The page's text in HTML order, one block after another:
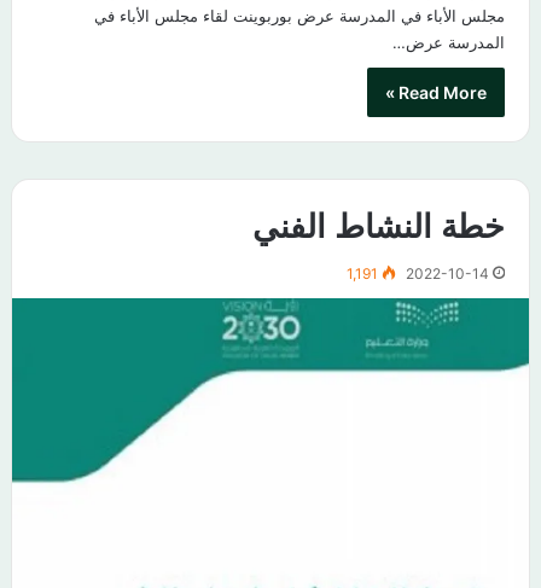
مجلس الأباء في المدرسة عرض بوربوينت لقاء مجلس الأباء في
المدرسة عرض…
Read More »
خطة النشاط الفني
2022-10-14
1,191